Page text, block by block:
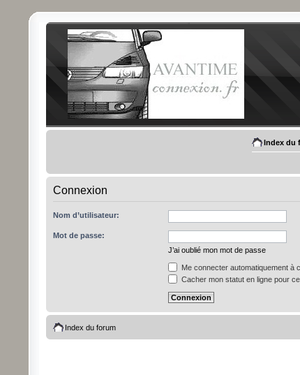
Index du
Connexion
Nom d’utilisateur:
Mot de passe:
J’ai oublié mon mot de passe
Me connecter automatiquement à
Cacher mon statut en ligne pour
Index du forum